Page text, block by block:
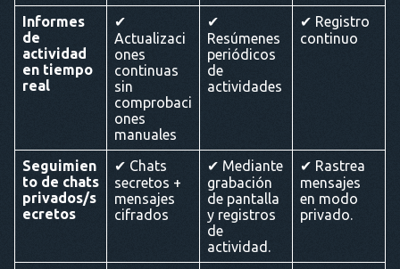
Informes
de
actividad
en tiempo
real
✔
Actualizaci
ones
continuas
sin
comprobaci
ones
manuales
✔
Resúmenes
periódicos
de
actividades
✔ Registro
continuo
Seguimien
to de chats
privados/s
ecretos
✔ Chats
secretos +
mensajes
cifrados
✔ Mediante
grabación
de pantalla
y registros
de
actividad.
✔ Rastrea
mensajes
en modo
privado.